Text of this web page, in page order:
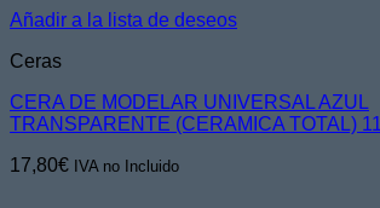
Añadir a la lista de deseos
Ceras
CERA DE MODELAR UNIVERSAL AZUL
TRANSPARENTE (CERAMICA TOTAL)
17,80€ IVA no Incluido